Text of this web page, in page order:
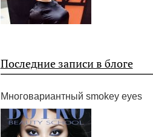
Последние записи в блоге
Многовариантный smokey eyes